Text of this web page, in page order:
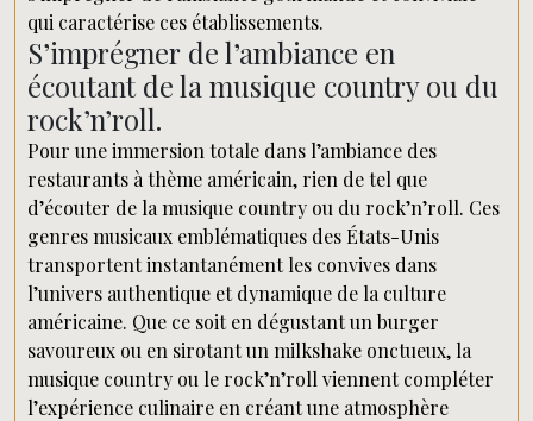
qui caractérise ces établissements.
S’imprégner de l’ambiance en
écoutant de la musique country ou du
rock’n’roll.
Pour une immersion totale dans l’ambiance des
restaurants à thème américain, rien de tel que
d’écouter de la musique country ou du rock’n’roll. Ces
genres musicaux emblématiques des États-Unis
transportent instantanément les convives dans
l’univers authentique et dynamique de la culture
américaine. Que ce soit en dégustant un burger
savoureux ou en sirotant un milkshake onctueux, la
musique country ou le rock’n’roll viennent compléter
l’expérience culinaire en créant une atmosphère